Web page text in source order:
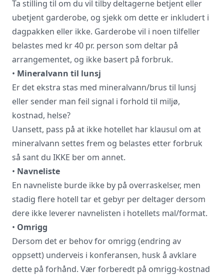
Ta stilling til om du vil tilby deltagerne betjent eller
ubetjent garderobe, og sjekk om dette er inkludert i
dagpakken eller ikke. Garderobe vil i noen tilfeller
belastes med kr 40 pr. person som deltar på
arrangementet, og ikke basert på forbruk.
• Mineralvann til lunsj
Er det ekstra stas med mineralvann/brus til lunsj
eller sender man feil signal i forhold til miljø,
kostnad, helse?
Uansett, pass på at ikke hotellet har klausul om at
mineralvann settes frem og belastes etter forbruk
så sant du IKKE ber om annet.
• Navneliste
En navneliste burde ikke by på overraskelser, men
stadig flere hotell tar et gebyr per deltager dersom
dere ikke leverer navnelisten i hotellets mal/format.
• Omrigg
Dersom det er behov for omrigg (endring av
oppsett) underveis i konferansen, husk å avklare
dette på forhånd. Vær forberedt på omrigg-kostnad